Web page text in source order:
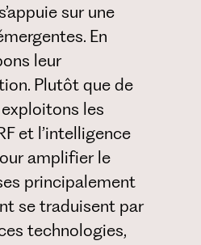
sur une
En
leur
Plutôt que de
les
et l’intelligence
amplifier le
principalement
se traduisent par
technologies,